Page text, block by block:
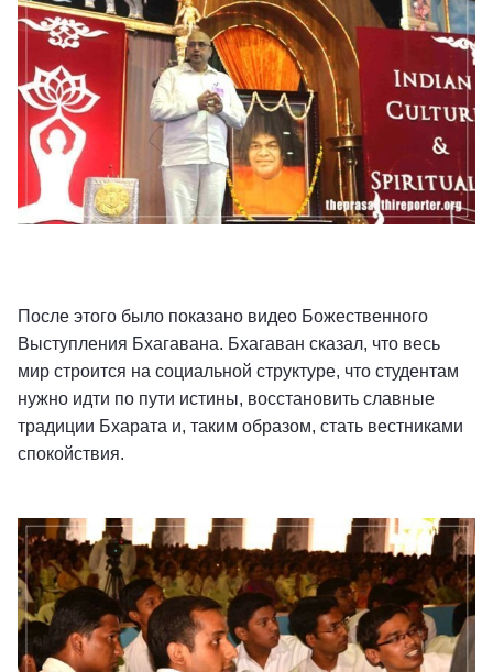
После этого было показано видео Божественного
Выступления Бхагавана. Бхагаван сказал, что весь
мир строится на социальной структуре, что студентам
нужно идти по пути истины, восстановить славные
традиции Бхарата и, таким образом, стать вестниками
спокойствия.